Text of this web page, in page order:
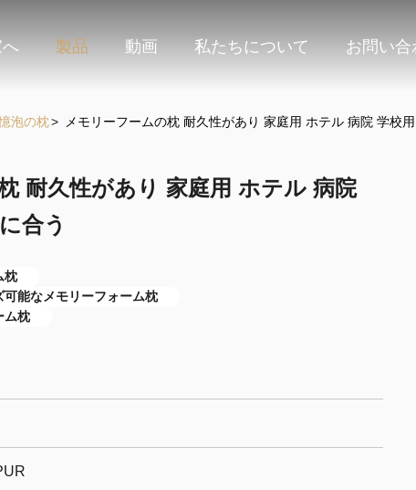
へ 製品 動画 私たちについて お問い合
泡の枕> メモリーフームの枕 耐久性があり 家庭用 ホテル 病院 学校
耐久性があり 家庭用 ホテル 病院
合う
枕
能なメモリーフォーム枕
ム枕